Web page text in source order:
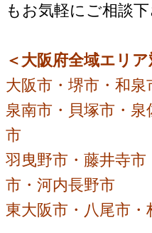
もお気軽にご相談下
＜大阪府全域エリア
大阪市・堺市・和
泉南市・貝塚市・
市
羽曳野市・藤井寺市
市・河内長野市
東大阪市・八尾市・